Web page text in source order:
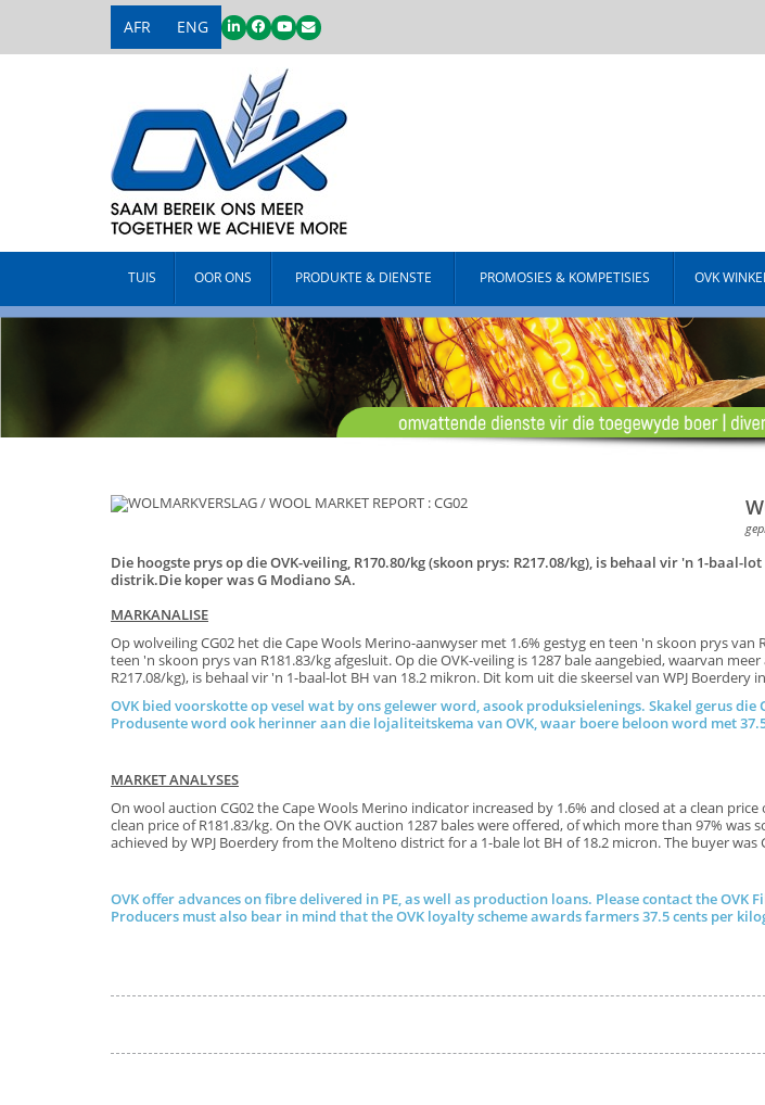
AFR ENG
TUIS OOR ONS PRODUKTE & DIENSTE PROMOSIES & KOMPETISIES OVK
Die hoogste prys op die OVK-veiling, R170.80/kg (skoon prys: R217.08/kg), is behaal vir 'n 1-
distrik.Die koper was G Modiano SA.
MARKANALISE
Op wolveiling CG02 het die Cape Wools Merino-aanwyser met 1.6% gestyg en teen 'n skoon prys
teen 'n skoon prys van R181.83/kg afgesluit. Op die OVK-veiling is 1287 bale aangebied, waarvan
R217.08/kg), is behaal vir 'n 1-baal-lot BH van 18.2 mikron. Dit kom uit die skeersel van WPJ
OVK bied voorskotte op vesel wat by ons gelewer word, asook produksielenings. Skakel gerus
Produsente word ook herinner aan die lojaliteitskema van OVK, waar boere beloon word
MARKET ANALYSES
On wool auction CG02 the Cape Wools Merino indicator increased by 1.6% and closed at a clean
clean price of R181.83/kg. On the OVK auction 1287 bales were offered, of which more than 97% was
achieved by WPJ Boerdery from the Molteno district for a 1-bale lot BH of 18.2 micron. The
OVK offer advances on fibre delivered in PE, as well as production loans. Please contact the
Producers must also bear in mind that the OVK loyalty scheme awards farmers 37.5 cents per